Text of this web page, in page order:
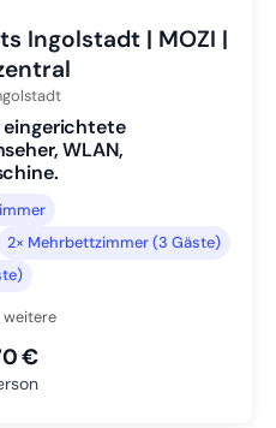
Ingolstadt | MOZI |
WLAN,
2× Mehrbettzimmer (3 Gäste)
weitere
€